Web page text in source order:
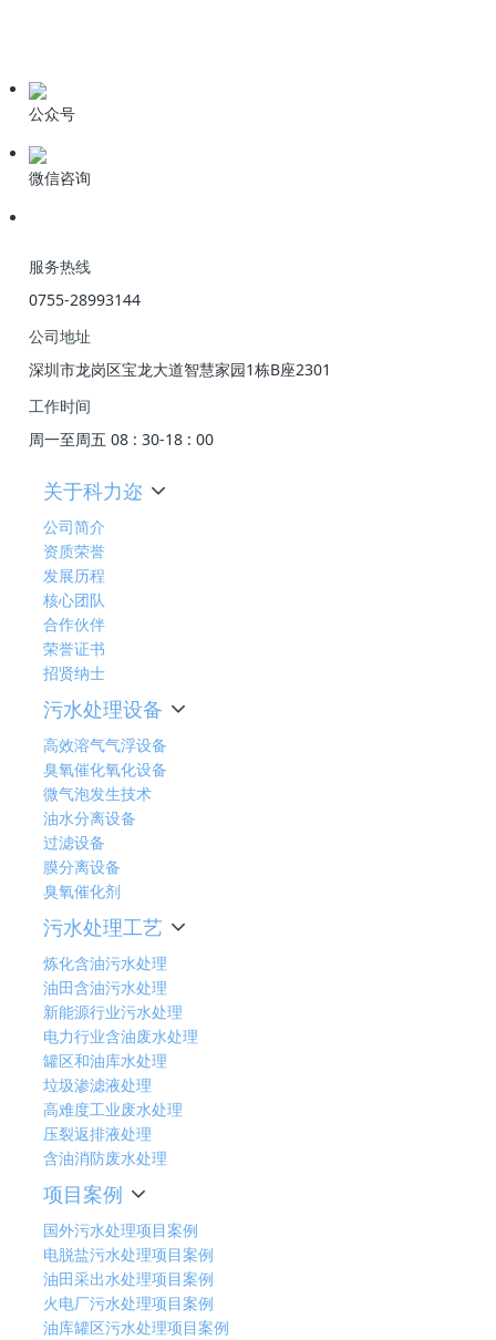
公众号
微信咨询
服务热线
0755-28993144
公司地址
深圳市龙岗区宝龙大道智慧家园1栋B座2301
工作时间
周一至周五 08 : 30-18 : 00
关于科力迩
公司简介
资质荣誉
发展历程
核心团队
合作伙伴
荣誉证书
招贤纳士
污水处理设备
高效溶气气浮设备
臭氧催化氧化设备
微气泡发生技术
油水分离设备
过滤设备
膜分离设备
臭氧催化剂
污水处理工艺
炼化含油污水处理
油田含油污水处理
新能源行业污水处理
电力行业含油废水处理
罐区和油库水处理
垃圾渗滤液处理
高难度工业废水处理
压裂返排液处理
含油消防废水处理
项目案例
国外污水处理项目案例
电脱盐污水处理项目案例
油田采出水处理项目案例
火电厂污水处理项目案例
油库罐区污水处理项目案例